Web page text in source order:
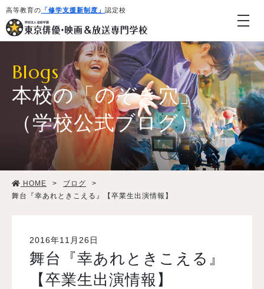
高等教育の 「修学支援新制度」 認定校
学校紹介・教育システム
専攻・コース紹介
就職・デビュー
Blogs
本校の「のぞき穴」
（学校公式ブログ）
HOME > ブログ
>
舞台『幸あれときこえる』【卒業生出演情報】
2016年11月26日
舞台『幸あれときこえる』
【卒業生出演情報】